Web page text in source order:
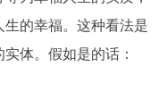
生的幸福。这种看法是
体。假如是的话：